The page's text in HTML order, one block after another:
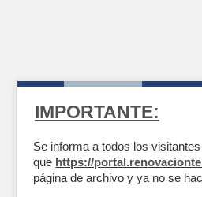
IMPORTANTE:
Se informa a todos los visitantes
que https://
página de archivo y ya no se